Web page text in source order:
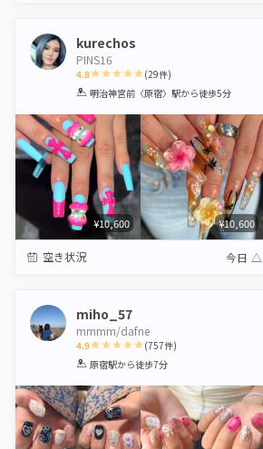
kurechos
PINS16
4.8
1 2 3 4 5
(29件)
明治神宮前〈原宿〉駅から徒歩5分
¥10,600 ¥10,600
空き状況 今日 △
miho_57
mmmm/dafne
4.9
1 2 3 4 5
(757件)
原宿駅から徒歩7分